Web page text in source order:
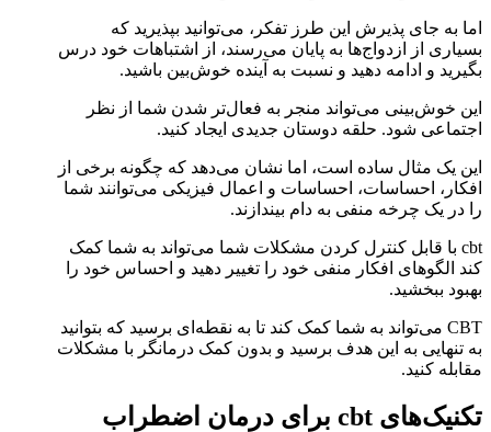
اما به جای پذیرش این طرز تفکر، می‌توانید بپذیرید که
بسیاری از ازدواج‌ها به پایان می‌رسند، از اشتباهات خود درس
بگیرید و ادامه دهید و نسبت به آینده خوش‌بین باشید.
این خوش‌بینی می‌تواند منجر به فعال‌تر شدن شما از نظر
اجتماعی شود. حلقه دوستان جدیدی ایجاد کنید.
این یک مثال ساده است، اما نشان می‌دهد که چگونه برخی از
افکار، احساسات، احساسات و اعمال فیزیکی می‌توانند شما
را در یک چرخه منفی به دام بیندازند.
cbt با قابل کنترل کردن مشکلات شما می‌تواند به شما کمک
کند الگوهای افکار منفی خود را تغییر دهید و احساس خود را
بهبود ببخشید.
CBT می‌تواند به شما کمک کند تا به نقطه‌ای برسید که بتوانید
به تنهایی به این هدف برسید و بدون کمک درمانگر با مشکلات
مقابله کنید.
تکنیک‌‌های cbt برای درمان اضطراب